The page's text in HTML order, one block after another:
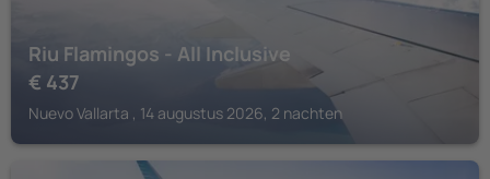
Riu Flamingos - All Inclusive
€ 437
Nuevo Vallarta , 14 augustus 2026, 2 nachten